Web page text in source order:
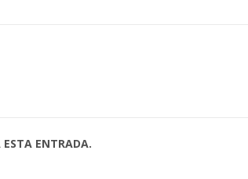
ESTA ENTRADA.